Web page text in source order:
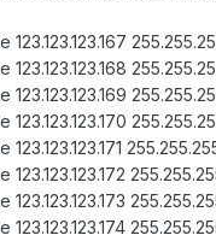
123.123.123.167
123.123.123.168
123.123.123.169
123.123.123.170
123.123.123.171
123.123.123.172
123.123.123.173
123.123.123.174